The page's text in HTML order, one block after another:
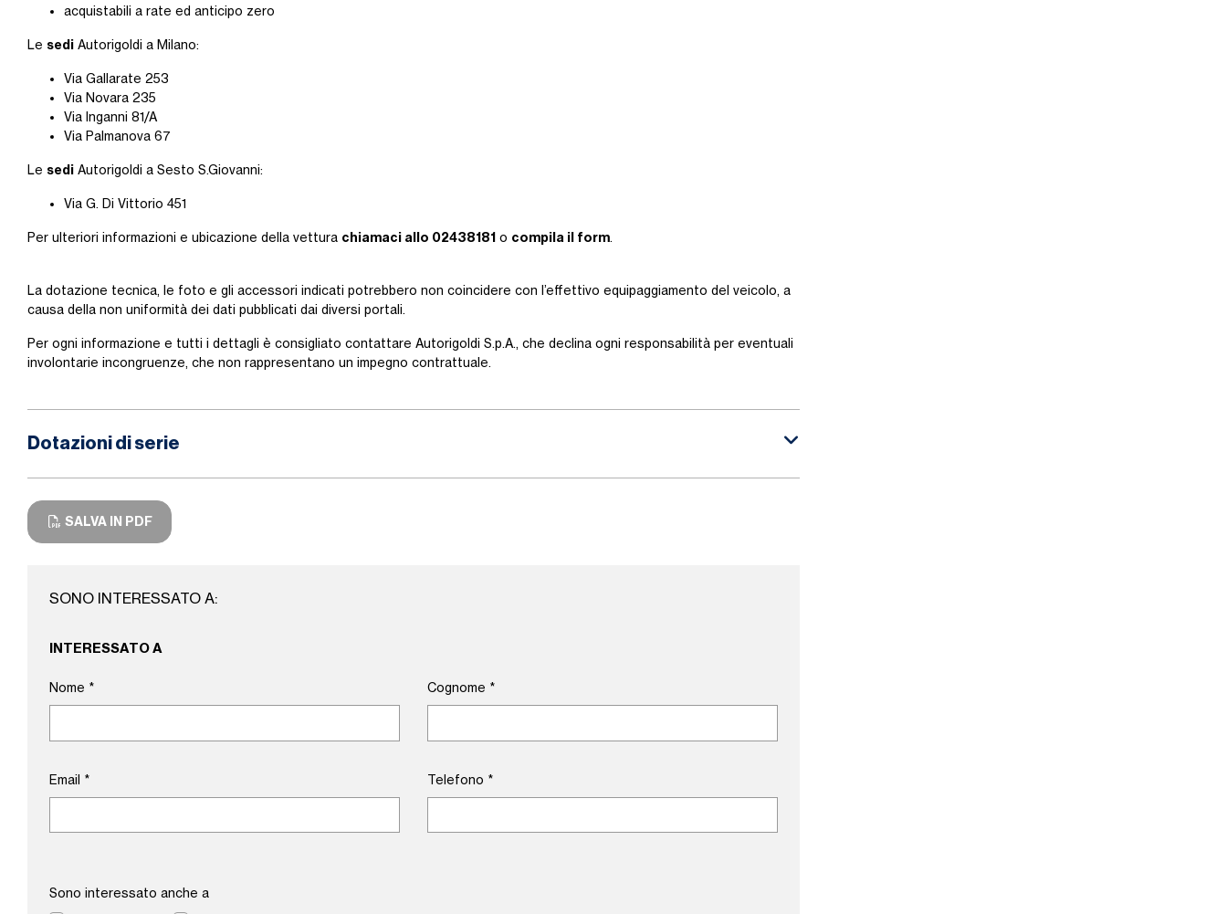
acquistabili a rate ed anticipo zero
Le sedi Autorigoldi a Milano:
Via Gallarate 253
Via Novara 235
Via Inganni 81/A
Via Palmanova 67
Le sedi Autorigoldi a Sesto S.Giovanni:
Via G. Di Vittorio 451
Per ulteriori informazioni e ubicazione della vettura chiamaci allo 02438181 o compila il form.
La dotazione tecnica, le foto e gli accessori indicati potrebbero non coincidere con l’effettivo equipaggiamento del veicolo, a
causa della non uniformità dei dati pubblicati dai diversi portali.
Per ogni informazione e tutti i dettagli è consigliato contattare Autorigoldi S.p.A., che declina ogni responsabilità per eventuali
involontarie incongruenze, che non rappresentano un impegno contrattuale.
Dotazioni di serie
SALVA IN PDF
SONO INTERESSATO A:
INTERESSATO A
Nome * Cognome *
Email * Telefono *
Sono interessato anche a